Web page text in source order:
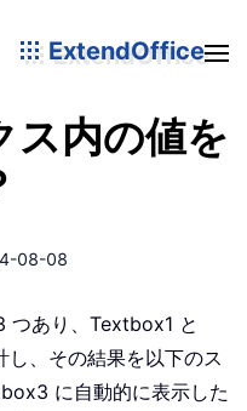
ExtendOffice
ス内の値を
08-08
つあり、Textbox1 と
、その結果を以下のス
に自動的に表示した